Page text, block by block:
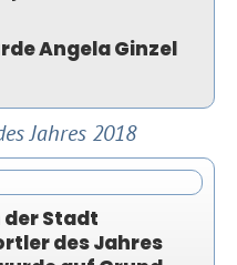
Angela Ginzel
Jahres 2018
der Stadt
des Jahres